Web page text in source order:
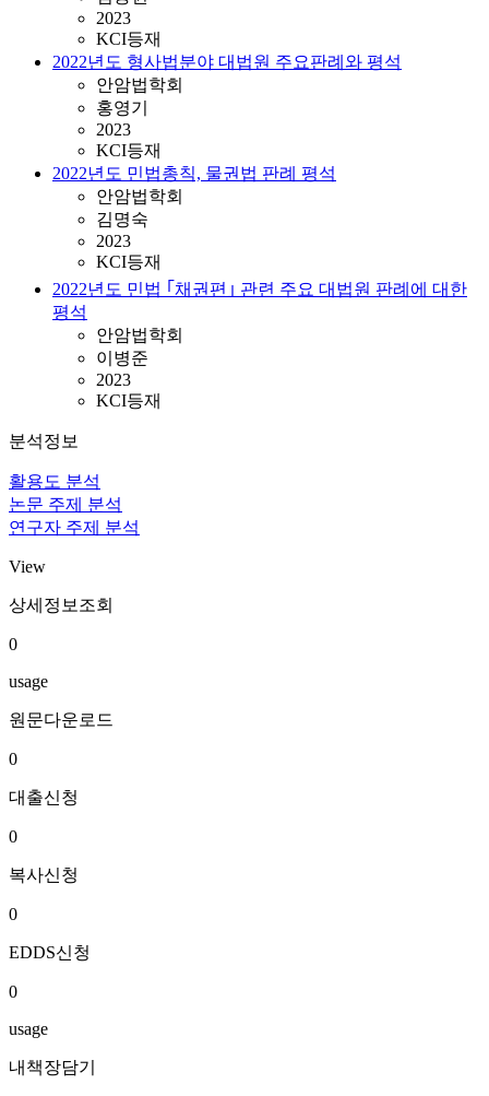
2023
KCI등재
2022년도 형사법분야 대법원 주요판례와 평석
안암법학회
홍영기
2023
KCI등재
2022년도 민법총칙, 물권법 판례 평석
안암법학회
김명숙
2023
KCI등재
2022년도 민법 ｢채권편｣ 관련 주요 대법원 판례에 대한
평석
안암법학회
이병준
2023
KCI등재
분석정보
활용도 분석
논문 주제 분석
연구자 주제 분석
View
상세정보조회
0
usage
원문다운로드
0
대출신청
0
복사신청
0
EDDS신청
0
usage
내책장담기